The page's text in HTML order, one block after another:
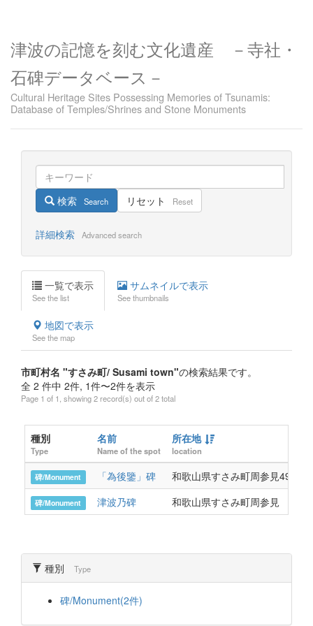
津波の記憶を刻む文化遺産 －寺社・
石碑データベース－
Cultural Heritage Sites Possessing Memories of Tsunamis:
Database of Temples/Shrines and Stone Monuments
検索 Search リセット Reset
詳細検索 Advanced search
一覧で表示
See the list
サムネイルで表示
See thumbnails
地図で表示
See the map
市町村名 "すさみ町/ Susami town"の検索結果です。
全 2 件中 2件, 1件〜2件を表示
Page 1 of 1, showing 2 record(s) out of 2 total
種別
Type
名前
Name of the spot
所在地
location
碑/Monument 「為後鑒」碑 和歌山県すさみ町周参見4996
碑/Monument 津波乃碑 和歌山県すさみ町周参見
種別 Type
碑/Monument(2件)